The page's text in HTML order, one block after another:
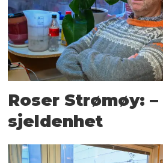
Roser Strømøy: –
sjeldenhet